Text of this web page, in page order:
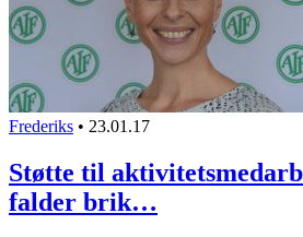
Frederiks • 23.01.17
Støtte til
falder brik…